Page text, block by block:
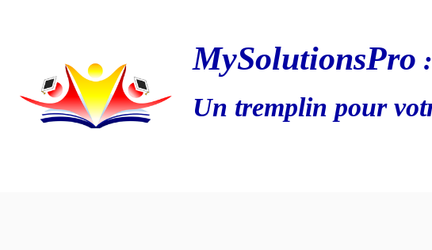
MySolutionsPro :
Un tremplin pour